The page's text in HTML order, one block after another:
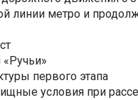
линии метро и
первого этапа
условия при